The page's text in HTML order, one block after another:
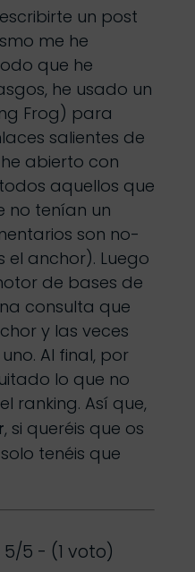
un post
me he
que he
he usado un
Frog) para
salientes de
abierto con
aquellos que
no tenían un
son no-
el anchor). Luego
de bases de
consulta que
y las veces
Al final, por
lo que no
ranking. Así que,
, si queréis que os
tenéis que
5/5 - (1 voto)